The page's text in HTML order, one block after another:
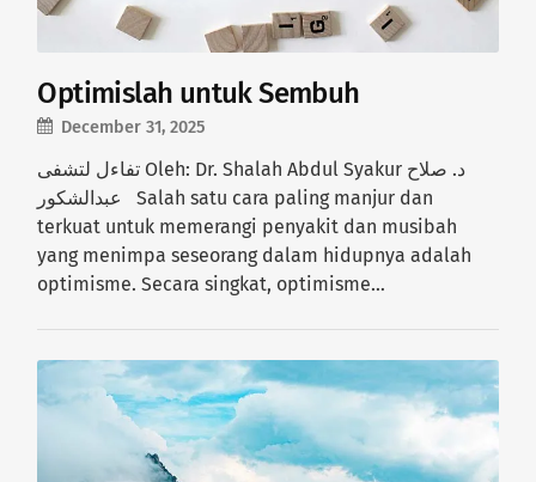
Optimislah untuk Sembuh
December 31, 2025
تفاءل لتشفى Oleh: Dr. Shalah Abdul Syakur د. صلاح
عبدالشكور Salah satu cara paling manjur dan
terkuat untuk memerangi penyakit dan musibah
yang menimpa seseorang dalam hidupnya adalah
optimisme. Secara singkat, optimisme…